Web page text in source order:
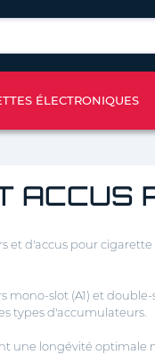
ÉLECTRONIQUES
ACCUS
d'accus pour
mono-slot (A1) et
types d'accumulateurs.
une longévité